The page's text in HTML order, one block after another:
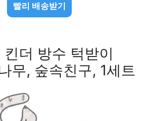
빨리 배송받기
킨더 방수 턱받이
무, 숲속친구, 1세트